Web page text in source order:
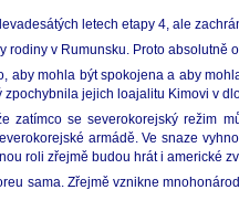
letech etapy 4, ale
rodiny v Rumunsku. Proto
aby mohla být spokojena a aby
jejich loajalitu Kimovi v
zatímco se severokorejský režim
armádě. Ve snaze
roli zřejmě budou hrát i americké
sama. Zřejmě vznikne